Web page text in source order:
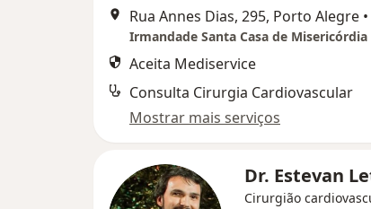
Rua Annes Dias, 295, Porto Alegre •
Aceita Mediservice
Consulta Cirurgia Cardiovascular
Mostrar mais serviços
Dr. Estevan
Cirurgião